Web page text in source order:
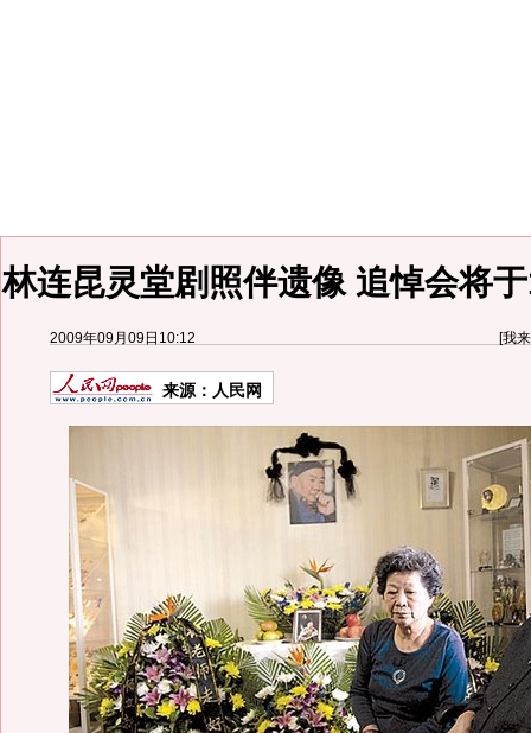
林连昆灵堂剧照伴遗像 追悼会将
2009年09月09日10:12 [我
来源： 人民网